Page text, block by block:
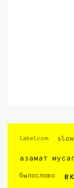
labelcom
азамат
былослово